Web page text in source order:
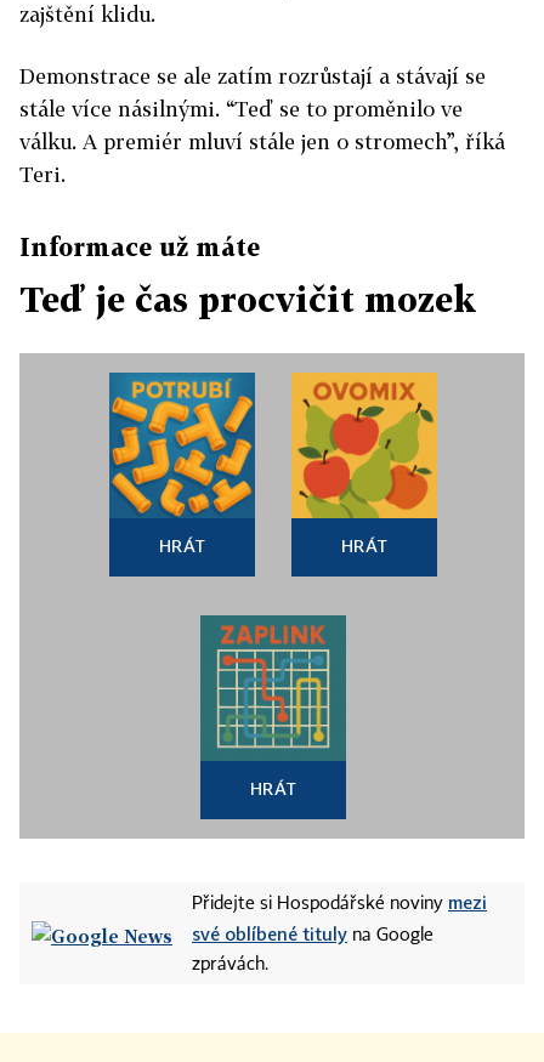
zajštění klidu.
Demonstrace se ale zatím rozrůstají a stávají se
stále více násilnými. “Teď se to proměnilo ve
válku. A premiér mluví stále jen o stromech”, říká
Teri.
Informace už máte
Teď je čas procvičit mozek
HRÁT HRÁT
HRÁT
Přidejte si Hospodářské noviny mezi
své oblíbené tituly na Google
zprávách.